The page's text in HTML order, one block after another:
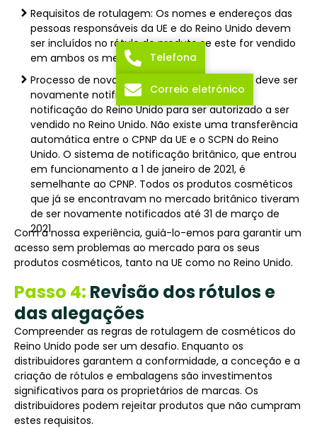
Requisitos de rotulagem: Os nomes e endereços das
pessoas responsáveis da UE e do Reino Unido devem
ser incluídos no rótulo do produto se este for vendido
em ambos os mercados.
Processo de nova notificação: Cada produto deve ser
novamente notificado no novo sistema de
notificação do Reino Unido para ser autorizado a ser
vendido no Reino Unido. Não existe uma transferência
automática entre o CPNP da UE e o SCPN do Reino
Unido. O sistema de notificação britânico, que entrou
em funcionamento a 1 de janeiro de 2021, é
semelhante ao CPNP. Todos os produtos cosméticos
que já se encontravam no mercado britânico tiveram
de ser novamente notificados até 31 de março de
2021.
Com a nossa experiência, guiá-lo-emos para garantir um
acesso sem problemas ao mercado para os seus
produtos cosméticos, tanto na UE como no Reino Unido.
Passo 4: Revisão dos rótulos e
das alegações
Compreender as regras de rotulagem de cosméticos do
Reino Unido pode ser um desafio. Enquanto os
distribuidores garantem a conformidade, a conceção e a
criação de rótulos e embalagens são investimentos
significativos para os proprietários de marcas. Os
distribuidores podem rejeitar produtos que não cumpram
estes requisitos.
Telefona
Correio eletrónico